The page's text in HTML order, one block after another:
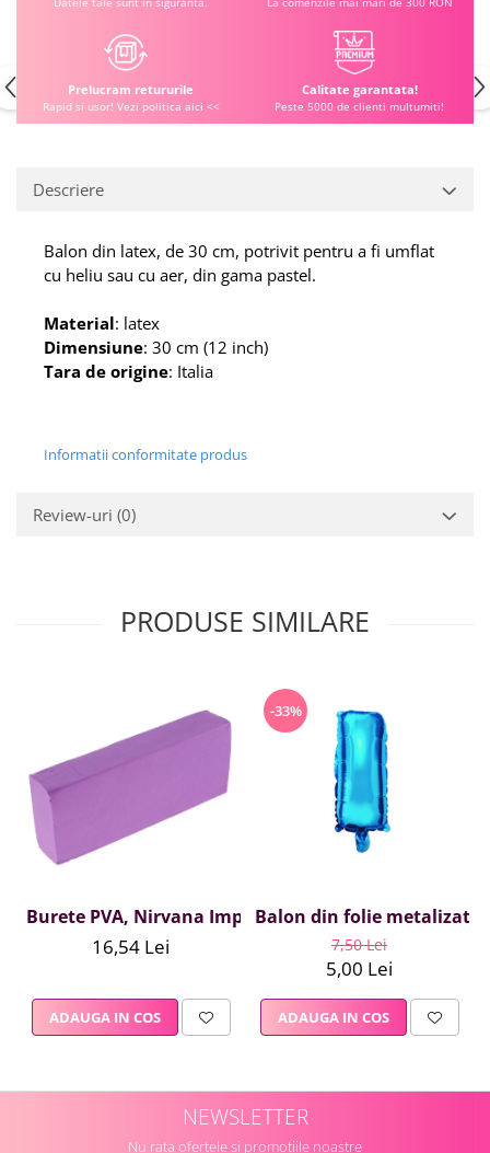
Prelucram retururile
Rapid si usor! Vezi politica aici <<
Calitate garantata!
Peste 5000 de clienti multumiti!
Descriere
Balon din latex, de 30 cm, potrivit pentru a fi umflat
cu heliu sau cu aer, din gama pastel.
Material: latex
Dimensiune: 30 cm (12 inch)
Tara de origine: Italia
Informatii conformitate produs
Review-uri (0)
PRODUSE SIMILARE
Burete PVA, Nirvana Impex, 1 buc, mov
16,54 Lei
ADAUGA IN COS
-33%
Balon din folie metalizata
7,50 Lei
5,00 Lei
ADAUGA IN COS
NEWSLETTER
Nu rata ofertele si promotiile noastre